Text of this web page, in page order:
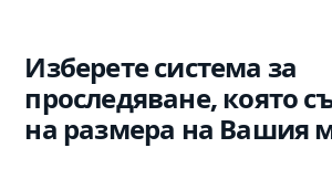
Изберете система за
проследяване, която
на размера на Вашия